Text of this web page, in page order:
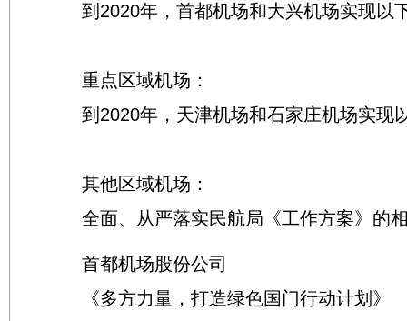
到2020年，首都机场和大兴机场实现以
重点区域机场：
到2020年，天津机场和石家庄机场实现
其他区域机场：
全面、从严落实民航局《工作方案》的
首都机场股份公司
《多方力量，打造绿色国门行动计划》